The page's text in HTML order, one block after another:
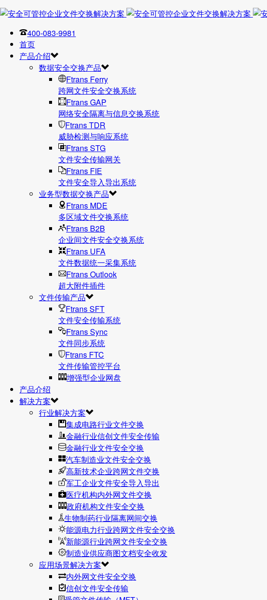
400-083-9981
首页
产品介绍
数据安全交换产品
Ftrans Ferry
跨网文件安全交换系统
Ftrans GAP
网络安全隔离与信息交换系统
Ftrans TDR
威胁检测与响应系统
Ftrans STG
文件安全传输网关
Ftrans FIE
文件安全导入导出系统
业务型数据交换产品
Ftrans MDE
多区域文件交换系统
Ftrans B2B
企业间文件安全交换系统
Ftrans UFA
文件数据统⼀采集系统
Ftrans Outlook
超大附件插件
文件传输产品
Ftrans SFT
文件安全传输系统
Ftrans Sync
文件同步系统
Ftrans FTC
文件传输管控平台
增强型企业网盘
产品介绍
解决方案
行业解决方案
集成电路行业文件交换
金融行业信创文件安全传输
金融行业文件安全交换
汽车制造业文件安全交换
高新技术企业跨网文件交换
军工企业文件安全导入导出
医疗机构内外网文件交换
政府机构文件安全交换
生物制药行业隔离网间交换
能源电力行业跨网文件安全交换
新能源行业跨网文件安全交换
制造业供应商图文档安全收发
应用场景解决方案
内外网文件安全交换
信创文件安全传输